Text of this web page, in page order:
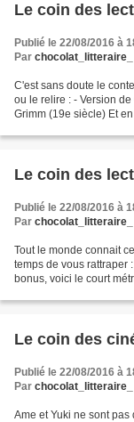
Le coin des
Publié le 22/08/2016 à
Par chocolat_litteraire_
C'est sans doute le
ou le relire : - Version
Grimm (19e siècle) Et
Le coin des
Publié le 22/08/2016 à
Par chocolat_litteraire_
Tout le monde connait
temps de vous rattraper
bonus, voici le court
Le coin des
Publié le 22/08/2016 à
Par chocolat_litteraire_
Ame et Yuki ne sont